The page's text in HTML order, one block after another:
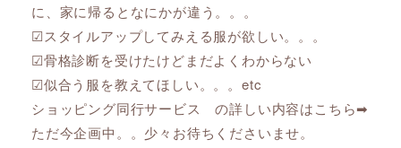
に、家に帰るとなにかが違う。。。
☑スタイルアップしてみえる服が欲しい。。。
☑骨格診断を受けたけどまだよくわからない
☑似合う服を教えてほしい。。。etc
ショッピング同行サービス の詳しい内容はこちら➡
ただ今企画中。。少々お待ちくださいませ。